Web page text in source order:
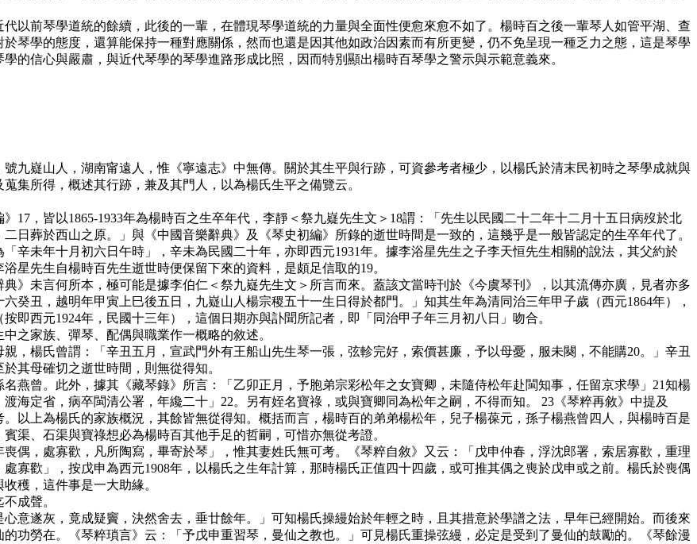
前琴學道統的餘續，此後的一輩，在體現琴學道統的力量與全面性便愈來愈不如了。楊時百之後一輩琴人如管平湖、查
琴學的態度，還算能保持一種對應關係，然而也還是因其他如政治因素而有所更變，仍不免呈現一種乏力之態，這是琴學
的信心與嚴肅，與近代琴學的琴學進路形成比照，因而特別顯出楊時百琴學之警示與示範意義來。
嶷山人，湖南甯遠人，惟《寧遠志》中無傳。關於其生平與行跡，可資參考者極少，以楊氏於清末民初時之琴學成就與
集所得，概述其行跡，兼及其門人，以為楊氏生平之備覽云。
，皆以1865-1933年為楊時百之生卒年代，李靜＜祭九嶷先生文＞18謂：「先生以民國二十二年十二月十五日病歿於北
日葬於西山之原。」與《中國音樂辭典》及《琴史初編》所錄的逝世時間是一致的，這幾乎是一般皆認定的生卒年代了。
未年十月初六日午時」，辛未為民國二十年，亦即西元1931年。據李浴星先生之子李天恒先生相關的說法，其父約於
星先生自楊時百先生逝世時便保留下來的資料，是頗足信取的19。
未言何所本，極可能是據李伯仁＜祭九嶷先生文＞所言而來。蓋該文當時刊於《今虞琴刊》，以其流傳亦廣，見者亦多
癸丑，越明年甲寅上巳後五日，九嶷山人楊宗稷五十一生日得於都門。」知其生年為清同治三年甲子歲（西元1864年），
即西元1924年，民國十三年），這個日期亦與訃聞所記者，即「同治甲子年三月初八日」吻合。
家族、彈琴、配偶與職業作一概略的敘述。
楊氏曾謂：「辛丑五月，宣武門外有王船山先生琴一張，弦軫完好，索價甚廉，予以母憂，服未闋，不能購20。」辛丑
其母確切之逝世時間，則無從得知。
曾。此外，據其《藏琴錄》所言：「乙卯正月，予胞弟宗彩松年之女寶卿，未隨侍松年赴閩知事，任留京求學」21知楊
海定省，病卒閩清公署，年纔二十」22。另有姪名寶祿，或與寶卿同為松年之嗣，不得而知。 23《琴粹再敘》中提及
以上為楊氏的家族概況，其餘皆無從得知。概括而言，楊時百的弟弟楊松年，兒子楊葆元，孫子楊燕曾四人，與楊時百是
渠、石渠與寶祿想必為楊時百其他手足的哲嗣，可惜亦無從考證。
，處寡歡，凡所陶寫，畢寄於琴」，惟其妻姓氏無可考。《琴粹自敘》又云：「戊申仲春，浮沈郎署，索居寡歡，重理
寡歡」，按戊申為西元1908年，以楊氏之生年計算，那時楊氏正值四十四歲，或可推其偶之喪於戊申或之前。楊氏於喪偶
穫，這件事是一大助緣。
成聲。
遂灰，竟成疑竇，決然舍去，垂廿餘年。」可知楊氏操縵始於年輕之時，且其措意於學譜之法，早年已經開始。而後來
功勞在。《琴粹瑣言》云：「予戊申重習琴，曼仙之教也。」可見楊氏重操弦縵，必定是受到了曼仙的鼓勵的。《琴餘漫